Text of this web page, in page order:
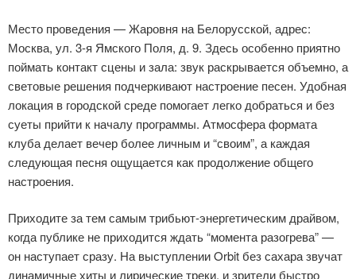
Место проведения — Жаровня на Белорусской, адрес:
Москва, ул. 3-я Ямского Поля, д. 9. Здесь особенно приятно
поймать контакт сцены и зала: звук раскрывается объемно, а
световые решения подчеркивают настроение песен. Удобная
локация в городской среде помогает легко добраться и без
суеты прийти к началу программы. Атмосфера формата
клуба делает вечер более личным и “своим”, а каждая
следующая песня ощущается как продолжение общего
настроения.
Приходите за тем самым трибьют-энергетическим драйвом,
когда публике не приходится ждать “момента разогрева” —
он наступает сразу. На выступлении Orbit без сахара звучат
динамичные хиты и лирические треки, и зрители быстро